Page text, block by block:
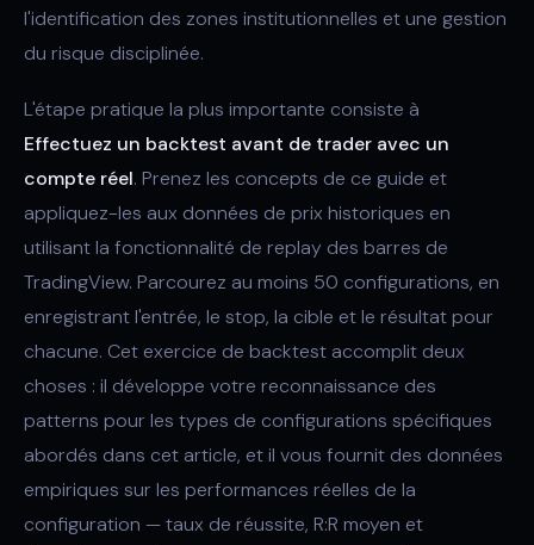
l'identification des zones institutionnelles et une gestion
du risque disciplinée.
L'étape pratique la plus importante consiste à
Effectuez un backtest avant de trader avec un
compte réel. Prenez les concepts de ce guide et
appliquez-les aux données de prix historiques en
utilisant la fonctionnalité de replay des barres de
TradingView. Parcourez au moins 50 configurations, en
enregistrant l'entrée, le stop, la cible et le résultat pour
chacune. Cet exercice de backtest accomplit deux
choses : il développe votre reconnaissance des
patterns pour les types de configurations spécifiques
abordés dans cet article, et il vous fournit des données
empiriques sur les performances réelles de la
configuration — taux de réussite, R:R moyen et